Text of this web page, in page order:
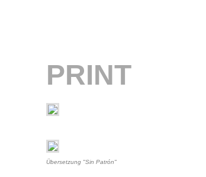
PRINT
Übersetzung "Sin Patrón"